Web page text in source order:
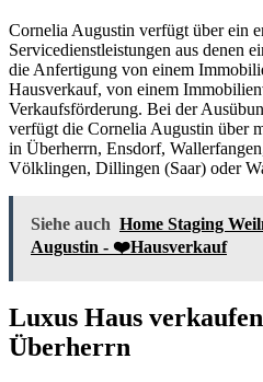
Cornelia Augustin verfügt über ein
Servicedienstleistungen aus denen
die Anfertigung von einem
Hausverkauf, von einem
Verkaufsförderung. Bei der
verfügt die Cornelia Augustin über
in Überherrn, Ensdorf,
Völklingen, Dillingen (Saar) oder
Siehe auch Home Staging
Augustin - ❤️Hausverkauf
Luxus Haus
Überherrn